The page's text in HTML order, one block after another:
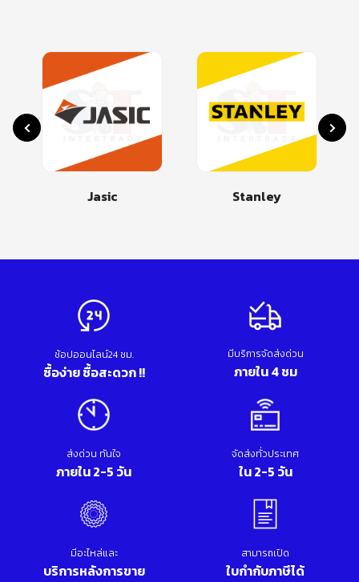
Jasic Stanley
ช้อปออนไลน์24 ชม.
ซื้อง่าย ซื้อสะดวก !!
มีบริการจัดส่งด่วน
ภายใน 4 ชม
ส่งด่วน ทันใจ
ภายใน 2-5 วัน
จัดส่งทั่วประเทศ
ใน 2-5 วัน
มีอะไหล่และ
บริการหลังการขาย
สามารถเปิด
ใบกำกับภาษีได้